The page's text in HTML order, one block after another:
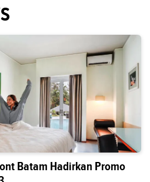
Batam Hadirkan Promo